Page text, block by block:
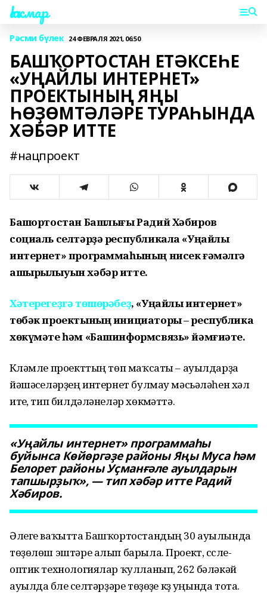
Һаҡмар
Рәсми бүлек 24 ФЕВРАЛЯ 2021, 06:50
БАШҠОРТОСТАН ЕТӘКСЕҺЕ
«УҢАЙЛЫ ИНТЕРНЕТ»
ПРОЕКТЫНЫҢ ЯҢЫ
ҺӨҘӨМТӘЛӘРЕ ТУРАҺЫНДА
ХӘБӘР ИТТЕ
#нацпроект
Башҡортостан Башлығы Радий Хәбиров
социаль селтәрҙә республикала «Уңайлы
интернет» программаһының нисек ғәмәлгә
ашырылыуын хәбәр итте.
Хәтерегеҙгә төшөрәбеҙ, «Уңайлы интернет»
төбәк проектының инициаторы – республика
хөкүмәте һәм «Башинформсвязь» йәмғиәте.
Күләмле проекттың төп маҡсаты – ауылдарҙа
йәшәүселәрҙең интернет булмау мәсьәләһен хәл
итеү, тип билдәләнеләр хөкүмәттә.
«Уңайлы интернет» программаһы
буйынса Көйөргәҙе районы Яңы Муса һәм
Белорет районы Уҫманғәле ауылдарын
тапшырҙыҡ», — тип хәбәр итте Радий
Хәбиров.
Әлеге ваҡытта Башҡортостандың 30 ауылында
төҙөлөш эштәре алып барыла. Проект, сүсле-
оптик технологиялар ҡулланып, 262 бәләкәй
ауылда бүлеү селтәрҙәре төҙөүҙе күҙ уңында тота.